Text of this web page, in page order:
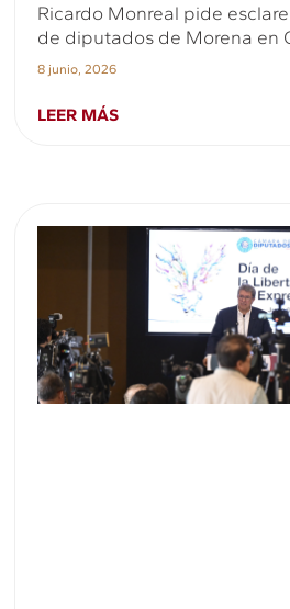
Ricardo Monreal pide
de diputados de Morena en
8 junio, 2026
LEER MÁS